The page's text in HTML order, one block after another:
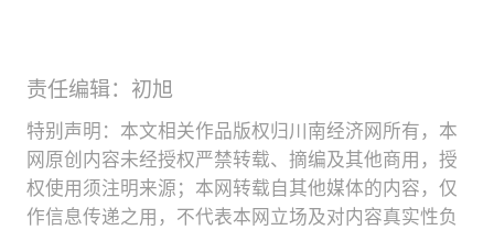
责任编辑：初旭
特别声明：本文相关作品版权归川南经济网所有，本
网原创内容未经授权严禁转载、摘编及其他商用，授
权使用须注明来源；本网转载自其他媒体的内容，仅
作信息传递之用，不代表本网立场及对内容真实性负